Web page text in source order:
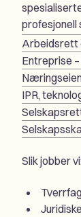
profesjonell
Arbeidsrett
Entreprise
IPR,
Slik jobber